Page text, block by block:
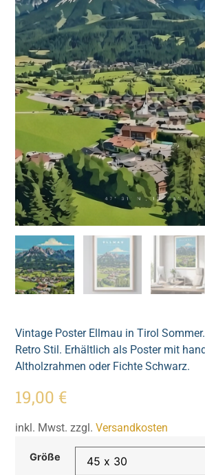
Vintage Poster Ellmau in Tirol
Retro Stil. Erhältlich als Poster mit
Altholzrahmen oder Fichte Schwarz.
19,00€
inkl. Mwst. zzgl.Versandkosten
Größe